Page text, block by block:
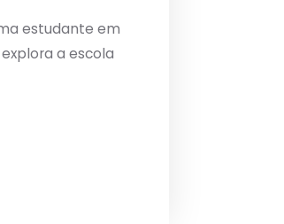
estudante em
a escola